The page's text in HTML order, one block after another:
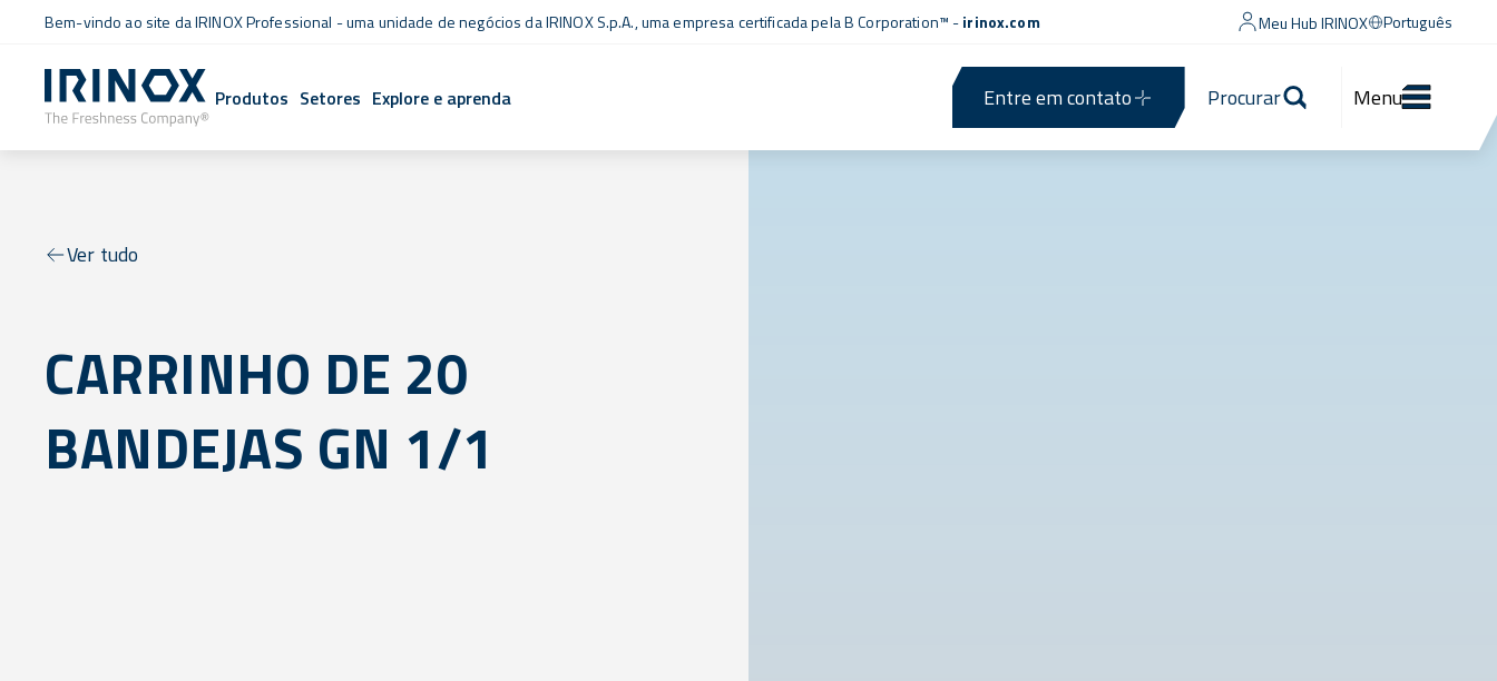
Bem-vindo ao site da IRINOX Professional - uma unidade de negócios da IRINOX S.p.A., uma empresacertificada pela B Corporation™ -irinox.com Meu Hub IRINOX Português
Produtos Setores Explore e aprenda Entre em contato Procurar Menu
Ver tudo
CARRINHO DE 20
BANDEJAS GN 1/1